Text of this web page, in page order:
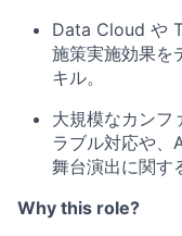
Data Cloud や
施策実施効果を
キル。
大規模なカンフ
ラブル対応や、
舞台演出に関す
Why this role?